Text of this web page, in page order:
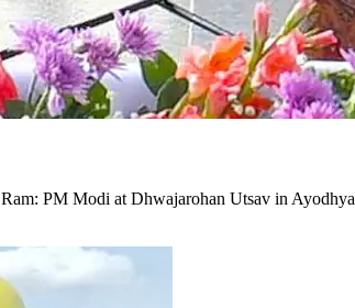
PM Modi at Dhwajarohan Utsav in Ayodhya